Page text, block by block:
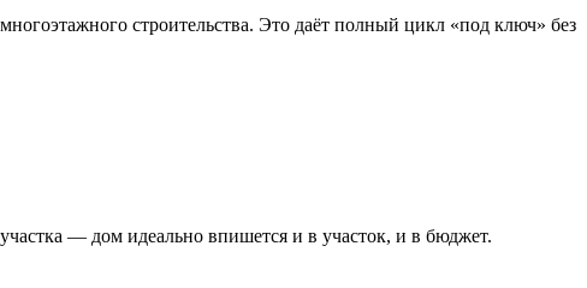
строительства. Это даёт полный цикл «под ключ» без
— дом идеально впишется и в участок, и в бюджет.